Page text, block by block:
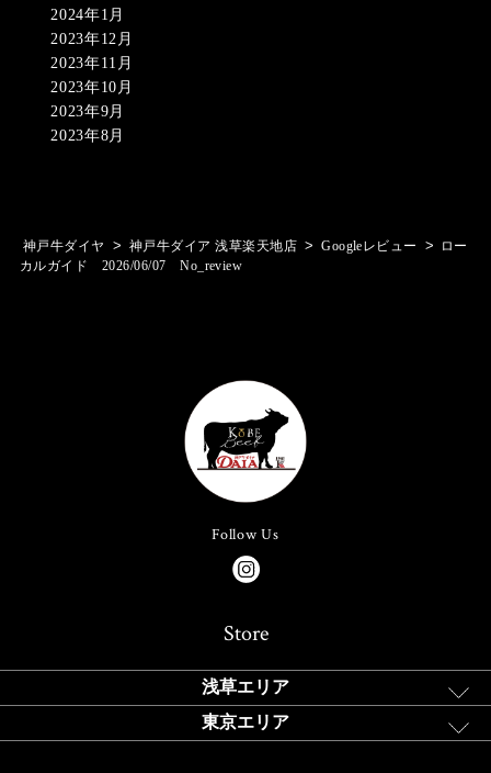
2024年1月
2023年12月
2023年11月
2023年10月
2023年9月
2023年8月
神戸牛ダイヤ > 神戸牛ダイア 浅草楽天地店 > Googleレビュー >
ロー
カルガイド 2026/06/07 No_review
Follow Us
Store
浅草エリア
東京エリア